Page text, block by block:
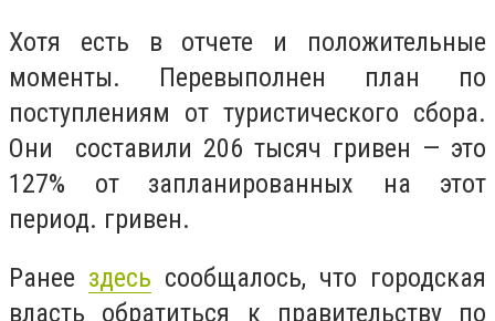
Хотя есть в отчете и положительные
моменты. Перевыполнен план по
поступлениям от туристического сбора.
Они составили 206 тысяч гривен — это
127% от запланированных на этот
период. гривен.
Ранее здесь сообщалось, что городская
власть обратиться к правительству по